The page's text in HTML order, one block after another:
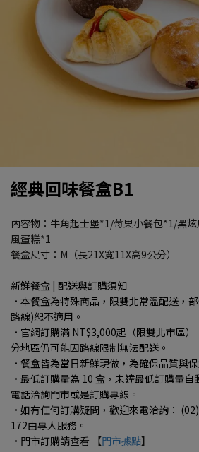
經典回味餐盒B1
內容物：牛角起士堡*1/莓果小餐包*1/黑
風蛋糕*1
餐盒尺寸：M（長21X寬11X高9公分）
新鮮餐盒 | 配送與訂購須知
·本餐盒為特殊商品，限雙北常溫配送，
路線)恕不適用。
·官網訂購滿 NT$3,000起（限雙北市區
分地區仍可能因路線限制無法配送。
·餐盒皆為當日新鮮現做，為確保品質與
·最低訂購量為 10 盒，未達最低訂購量
電話洽詢門市或是訂購專線。
·如有任何訂購疑問，歡迎來電洽詢：
172由專人服務。
·門市訂購請查看 【門市據點】